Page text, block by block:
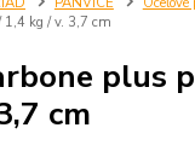
kg / v. 3,7 cm
plus
cm